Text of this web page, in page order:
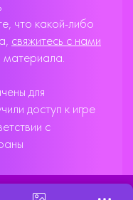
что какой-либо
свяжитесь с нами
материала.
для
доступ к игре
с